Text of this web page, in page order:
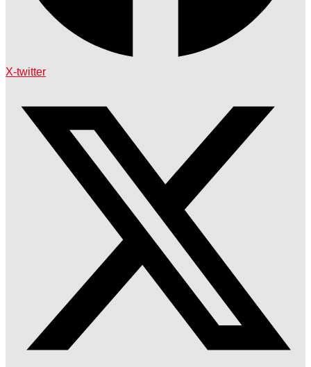
X-twitter